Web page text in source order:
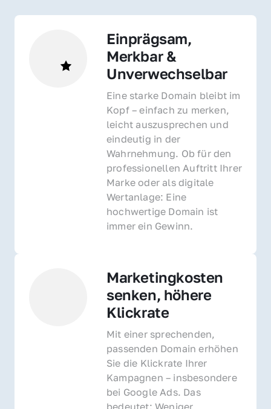
Einprägsam,
Merkbar &
Unverwechselbar
Eine starke Domain bleibt im
Kopf – einfach zu merken,
leicht auszusprechen und
eindeutig in der
Wahrnehmung. Ob für den
professionellen Auftritt Ihrer
Marke oder als digitale
Wertanlage: Eine
hochwertige Domain ist
immer ein Gewinn.
Marketingkosten
senken, höhere
Klickrate
Mit einer sprechenden,
passenden Domain erhöhen
Sie die Klickrate Ihrer
Kampagnen – insbesondere
bei Google Ads. Das
bedeutet: Weniger